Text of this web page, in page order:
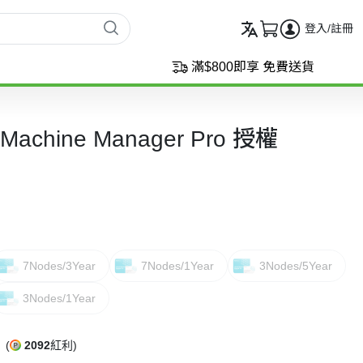
登入/註冊
滿$800即享 免費送貨
Manager Pro 授權
7Nodes/3Year 7Nodes/1Year 3Nodes/5Year
3Nodes/1Year
( 2092紅利)